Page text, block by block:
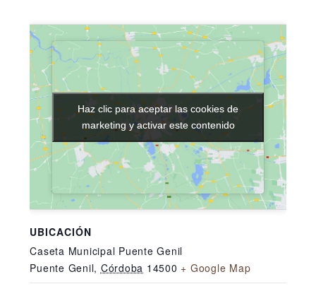
UBICACIÓN
Caseta Municipal Puente Genil
Puente Genil, Córdoba 14500 + Google Map
Haz clic para aceptar las cookies de
marketing y activar este contenido
Haz clic para aceptar las cookies de
marketing y activar este contenido